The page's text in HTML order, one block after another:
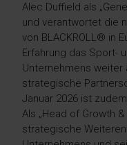
Alec Duffield als
und verantwortet die
von BLACKROLL® in
Erfahrung das Sport-
Unternehmens weiter
strategische
Januar 2026 ist
Als „Head of Growth
strategische